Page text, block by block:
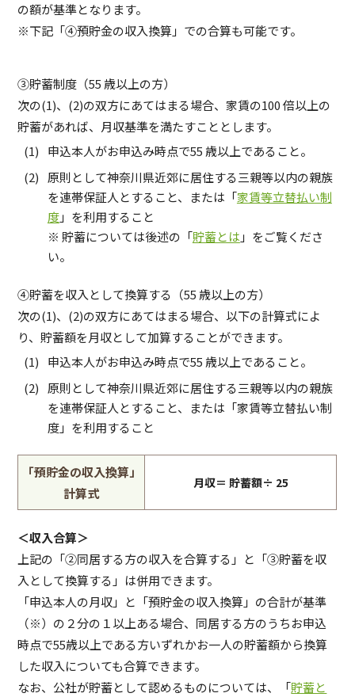
の額が基準となります。
※下記「④預貯金の収入換算」での合算も可能です。
③貯蓄制度（55 歳以上の方）
次の(1)、(2)の双方にあてはまる場合、家賃の100 倍以上の
貯蓄があれば、月収基準を満たすこととします。
申込本人がお申込み時点で55 歳以上であること。
原則として神奈川県近郊に居住する三親等以内の親族
を連帯保証人とすること、または「家賃等立替払い制
度」を利用すること
※ 貯蓄については後述の「貯蓄とは 」をご覧くださ
い。
④貯蓄を収入として換算する（55 歳以上の方）
次の(1)、(2)の双方にあてはまる場合、以下の計算式によ
り、貯蓄額を月収として加算することができます。
申込本人がお申込み時点で55 歳以上であること。
原則として神奈川県近郊に居住する三親等以内の親族
を連帯保証人とすること、または「家賃等立替払い制
度」を利用すること
「預貯金の収入換算」
計算式
月収＝ 貯蓄額÷ 25
＜収入合算＞
上記の「②同居する方の収入を合算する」と「③貯蓄を収
入として換算する」は併用できます。
「申込本人の月収」と「預貯金の収入換算」の合計が基準
（※）の２分の１以上ある場合、同居する方のうちお申込
時点で55歳以上である方いずれかお一人の貯蓄額から換算
した収入についても合算できます。
なお、公社が貯蓄として認めるものについては、「貯蓄と